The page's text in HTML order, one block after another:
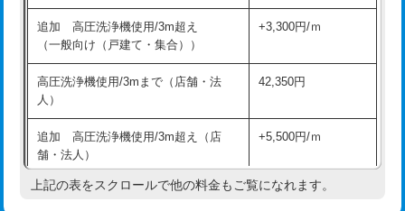
交換・取付（その他部品） 11,000円+材料費
持込商品取付（単水栓） 13,200円
持込商品取付（混合水栓）
持込商品取付（浄水器・分岐水栓） 16,500円
持込商品取付（温水洗浄便座） 22,000円
追加 高圧洗浄機使用/3m超え
（一般向け（戸建て・集合））
+3,300円/ｍ
高圧洗浄機使用/3mまで（店舗・法
人）
42,350円
追加 高圧洗浄機使用/3m超え（店
舗・法人）
+5,500円/ｍ
高度高圧洗浄換 現地調査
上記の表をスクロールで他の料金もご覧になれます。